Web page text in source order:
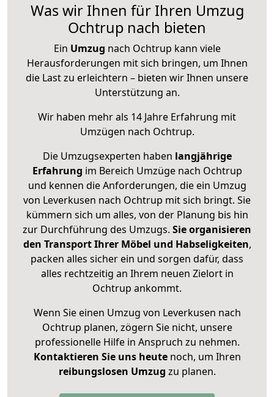
Was wir Ihnen für Ihren Umzug
Ochtrup nach bieten
Ein Umzug nach Ochtrup kann viele
Herausforderungen mit sich bringen, um Ihnen
die Last zu erleichtern – bieten wir Ihnen unsere
Unterstützung an.
Wir haben mehr als 14 Jahre Erfahrung mit
Umzügen nach Ochtrup.
Die Umzugsexperten haben langjährige
Erfahrung im Bereich Umzüge nach Ochtrup
und kennen die Anforderungen, die ein Umzug
von Leverkusen nach Ochtrup mit sich bringt. Sie
kümmern sich um alles, von der Planung bis hin
zur Durchführung des Umzugs. Sie organisieren
den Transport Ihrer Möbel und Habseligkeiten,
packen alles sicher ein und sorgen dafür, dass
alles rechtzeitig an Ihrem neuen Zielort in
Ochtrup ankommt.
Wenn Sie einen Umzug von Leverkusen nach
Ochtrup planen, zögern Sie nicht, unsere
professionelle Hilfe in Anspruch zu nehmen.
Kontaktieren Sie uns heutenoch, um Ihren
reibungslosen Umzug zu planen.